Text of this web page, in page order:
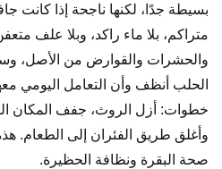
بسيطة جدًا، لكنها ناجحة إذا كانت
متراكم، بلا ماء راكد، وبلا علف
والحشرات والقوارض من الأصل،
الحلب أنظف وأن التعامل اليومي
خطوات: أزل الروث، جفف المكان
وأغلق طريق الفئران إلى الطعام.
صحة البقرة ونظافة الحظيرة.